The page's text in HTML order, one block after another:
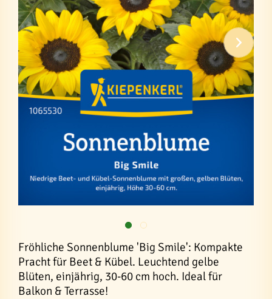
Fröhliche Sonnenblume 'Big Smile': Kompakte
Pracht für Beet & Kübel. Leuchtend gelbe
Blüten, einjährig, 30-60 cm hoch. Ideal für
Balkon & Terrasse!